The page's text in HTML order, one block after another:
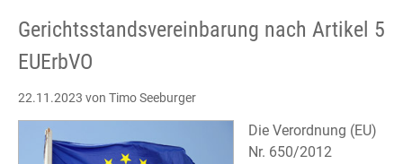
Gerichtsstandsvereinbarung nach Artikel 5
EUErbVO
22.11.2023 von Timo Seeburger
Die Verordnung (EU)
Nr. 650/2012